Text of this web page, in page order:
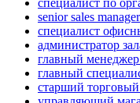
специалист по
senior sales manager
специалист
администратор
главный
главный
старший торговый